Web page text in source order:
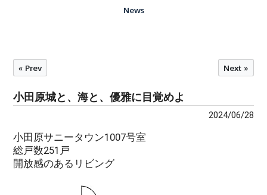
News
« Prev Next »
小田原城と、海と、優雅に目覚めよ
2024/06/28
小田原サニータウン1007号室
総戸数251戸
開放感のあるリビング